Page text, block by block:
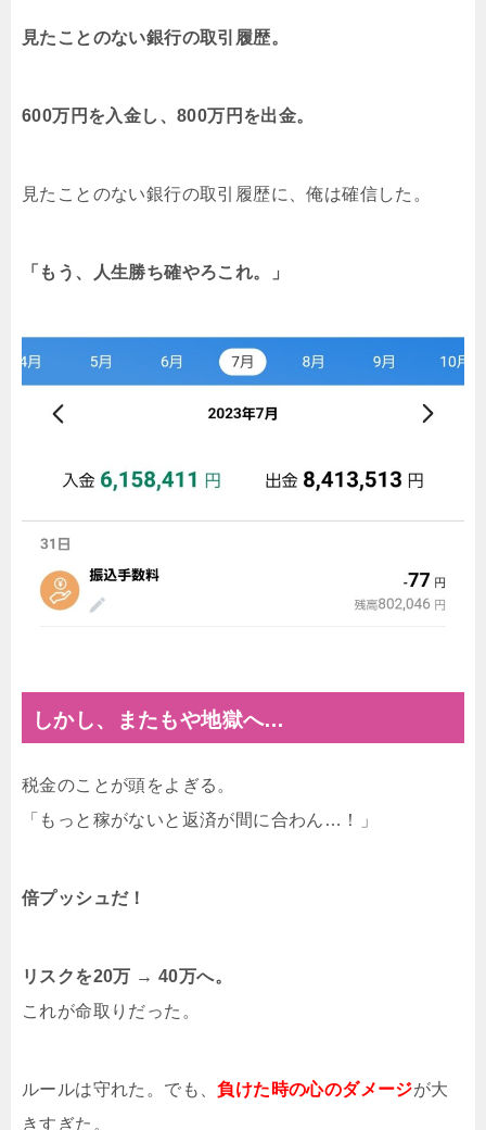
見たことのない銀行の取引履歴。
600万円を入金し、800万円を出金。
見たことのない銀行の取引履歴に、俺は確信した。
「もう、人生勝ち確やろこれ。」
しかし、またもや地獄へ…
税金のことが頭をよぎる。
「もっと稼がないと返済が間に合わん…！」
倍プッシュだ！
リスクを20万 → 40万へ。
これが命取りだった。
ルールは守れた。でも、負けた時の心のダメージが大
きすぎた。